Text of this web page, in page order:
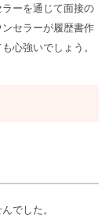
ーを通じて面接の
セラーが履歴書作
心強いでしょう。
でした。